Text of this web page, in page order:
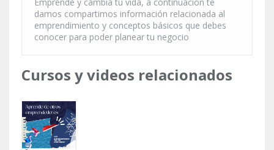
damos compartimos información relacionada al
emprendimiento y conceptos básicos que debes
conocer para poder planear tu negocio
Cursos y videos relacionados